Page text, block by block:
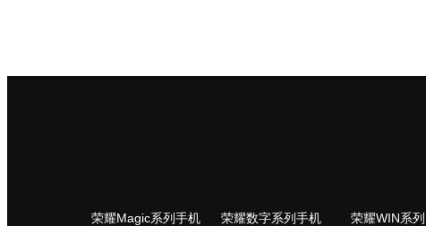
荣耀Magic系列手机 荣耀数字系列手机 荣耀WIN系列